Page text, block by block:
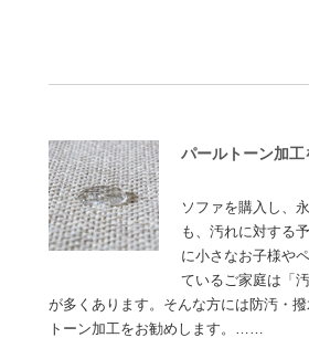
パールトーン加工
ソファを購入し、
も、汚れに対する
に小さなお子様や
ているご家庭は「
が多くあります。そんな方には防汚・
トーン加工をお勧めします。……